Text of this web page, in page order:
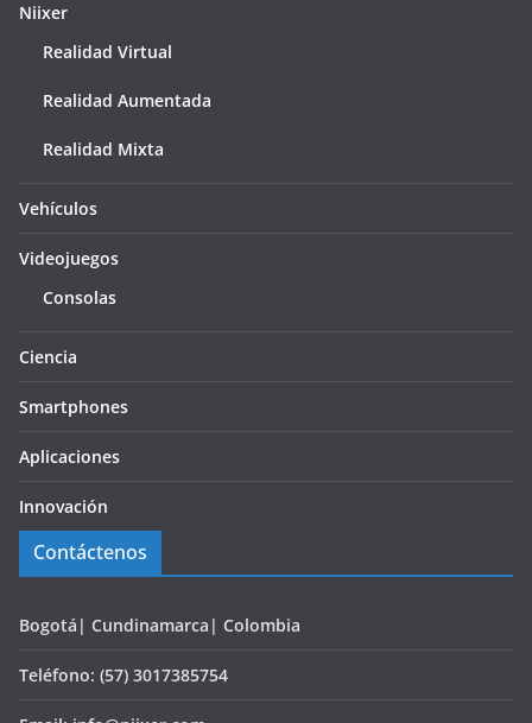
Niixer
Realidad Virtual
Realidad Aumentada
Realidad Mixta
Vehículos
Videojuegos
Consolas
Ciencia
Smartphones
Aplicaciones
Innovación
Contáctenos
Bogotá| Cundinamarca| Colombia
Teléfono: (57) 3017385754